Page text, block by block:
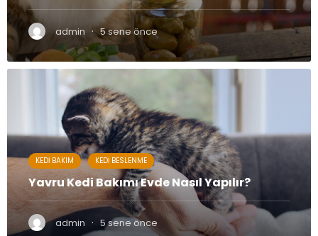
admin · 5 sene önce
KEDI BAKIM KEDI BESLENME
Yavru Kedi Bakımı Evde Nasıl Yapılır?
admin · 5 sene önce